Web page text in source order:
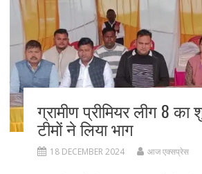
ग्रामीण प्रीमियर लीग 8 का
टीमों ने लिया भाग
18 DECEMBER 2024 आज एक्सप्रेस